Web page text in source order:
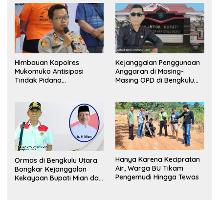
Himbauan Kapolres
Mukomuko Antisipasi
Tindak Pidana
Kejanggalan Penggunaan
Anggaran di Masing-
Masing OPD di Bengkulu
Ormas di Bengkulu Utara
Bongkar Kejanggalan
Kekayaan Bupati Mian dan
Hanya Karena Kecipratan
Air, Warga BU Tikam
Pengemudi Hingga Tewas